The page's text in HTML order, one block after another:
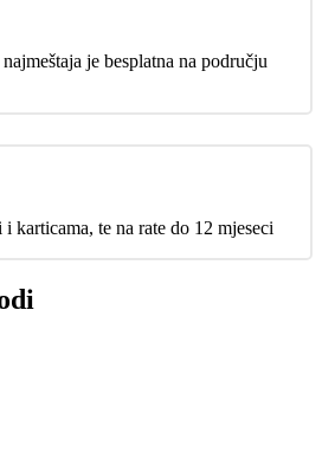
je besplatna na području
karticama, te na rate do 12 mjeseci